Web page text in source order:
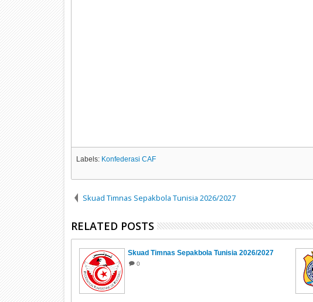
Labels: Konfederasi CAF
Skuad Timnas Sepakbola Tunisia 2026/2027
RELATED POSTS
Skuad Timnas Sepakbola Tunisia 2026/2027
0